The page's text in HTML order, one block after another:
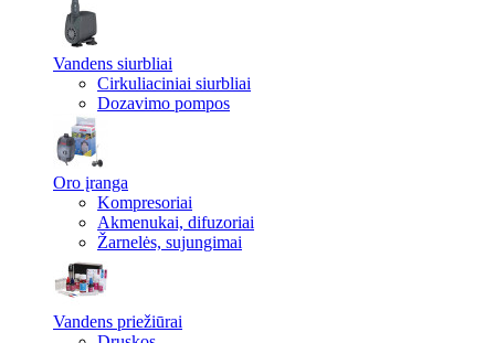
Vandens siurbliai
Cirkuliaciniai siurbliai
Dozavimo pompos
Oro įranga
Kompresoriai
Akmenukai, difuzoriai
Žarnelės, sujungimai
Vandens priežiūrai